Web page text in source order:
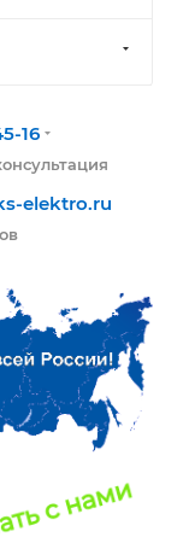
16
elektro.ru